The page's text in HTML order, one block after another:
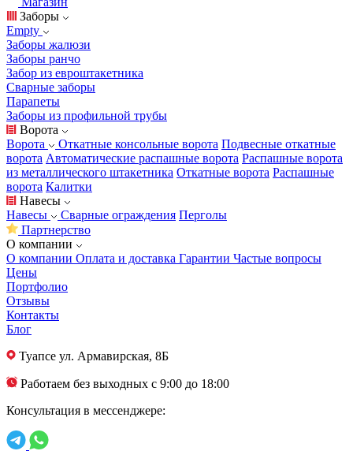
Заборы
Empty
Заборы жалюзи
Заборы ранчо
Забор из евроштакетника
Сварные заборы
Парапеты
Заборы из профильной трубы
Ворота
Ворота
Откатные консольные ворота Подвесные откатные
ворота Автоматические распашные ворота Распашные ворота
из металлического штакетника Откатные ворота Распашные
ворота Калитки
Навесы
Навесы
Сварные ограждения Перголы
Партнерство
О компании
О компании Оплата и доставка Гарантии Частые вопросы
Цены
Портфолио
Отзывы
Контакты
Блог
Туапсе ул. Армавирская, 8Б
Работаем без выходных с 9:00 до 18:00
Консультация в мессенджере: